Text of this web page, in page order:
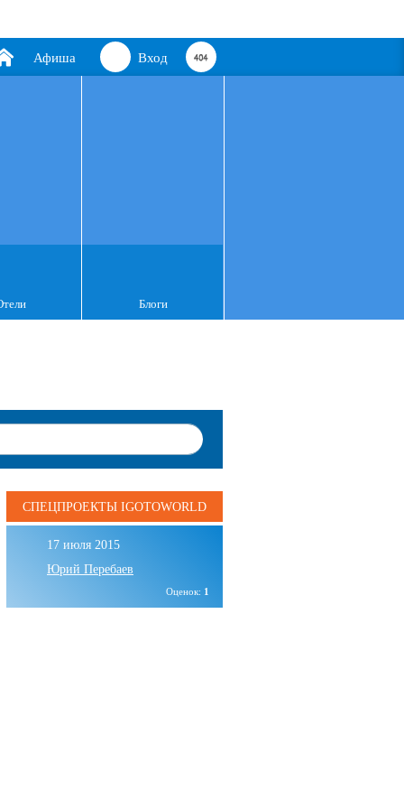
Вход
Афиша
Блоги
СПЕЦПРОЕКТЫ IGOTOWORLD
17 июля 2015
Юрий Перебаев
Оценок: 1